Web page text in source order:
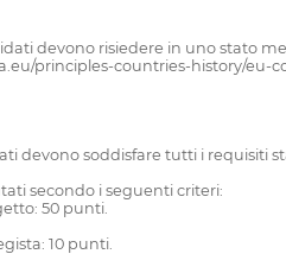
devono risiedere in uno stato
principles-countries-history/eu-
devono soddisfare tutti i requisiti
secondo i seguenti criteri:
50 punti.
10 punti.